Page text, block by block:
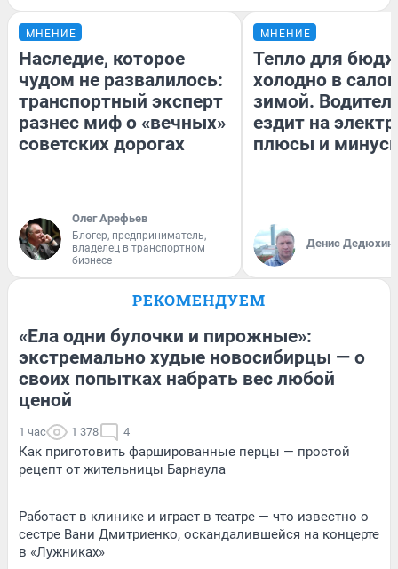
МНЕНИЕ
Наследие, которое
чудом не развалилось:
транспортный эксперт
разнес миф о «вечных»
советских дорогах
Олег Арефьев
Блогер, предприниматель,
владелец в транспортном
бизнесе
МНЕНИЕ
Тепло для
холодно в
зимой.
ездит на
плюсы и
Денис Дедюхин
РЕКОМЕНДУЕМ
«Ела одни булочки и пирожные»:
экстремально худые новосибирцы — о
своих попытках набрать вес любой
ценой
1 час 1 378 4
Как приготовить фаршированные перцы — простой
рецепт от жительницы Барнаула
Работает в клинике и играет в театре — что известно о
сестре Вани Дмитриенко, оскандалившейся на концерте
в «Лужниках»